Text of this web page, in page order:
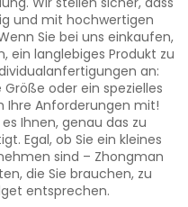
und mit hochwertigen
Sie bei uns einkaufen,
ein langlebiges Produkt zu
an:
oder ein spezielles
Ihre Anforderungen mit!
Ihnen, genau das zu
Egal, ob Sie ein kleines
sind – Zhongman
die Sie brauchen, zu
entsprechen.